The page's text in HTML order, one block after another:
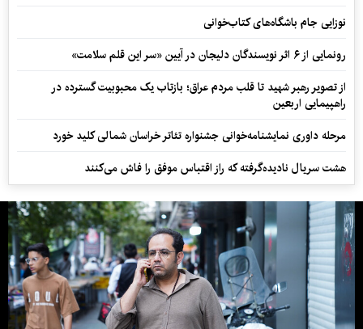
نوزایی جام باشگاه‌های کتاب‌خوانی
رونمایی از ۶ اثر نویسندگان دلیجان در آیین «سر این قلم سلامت»
از تصویر رهبر شهید تا قلب مردم عراق؛ بازتاب یک محبوبیت گسترده در
راهپیمایی اربعین
مرحله داوری نمایشنامه‌خوانی جشنواره تئاتر خراسان شمالی کلید خورد
هشت سریال نادیده‌گرفته که راز اقتباس موفق را فاش می‌کنند